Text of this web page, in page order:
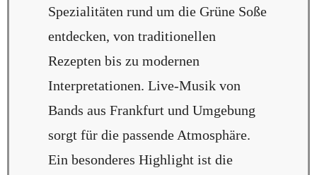
Spezialitäten rund um die Grüne Soße
entdecken, von traditionellen
Rezepten bis zu modernen
Interpretationen. Live-Musik von
Bands aus Frankfurt und Umgebung
sorgt für die passende Atmosphäre.
Ein besonderes Highlight ist die